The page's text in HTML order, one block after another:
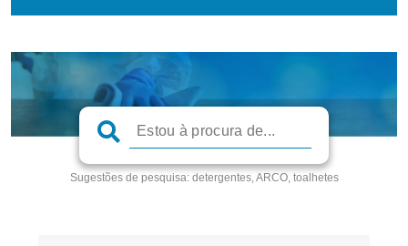
Sugestões de pesquisa:detergentes, ARCO, toalhetes